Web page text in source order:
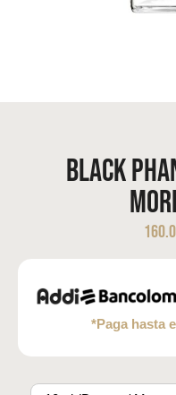
Black
*Paga hasta